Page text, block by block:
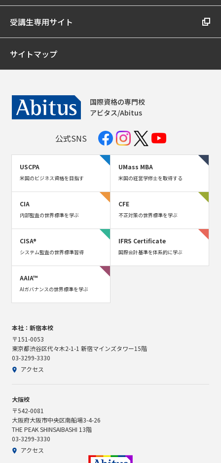
受講生専用サイト
サイトマップ
国際資格の専門校
アビタス/Abitus
公式SNS
USCPA
米国のビジネス資格を目指す
UMass MBA
米国の経営学修士を取得する
CIA
内部監査の世界標準を学ぶ
CFE
不正対策の世界標準を学ぶ
CISA®
システム監査の世界標準習得
IFRS Certificate
国際会計基準を体系的に学ぶ
AAIA™
AIガバナンスの世界標準を学ぶ
本社：新宿本校
〒151-0053
東京都渋谷区代々木2-1-1 新宿マインズタワー15階
03-3299-3330
アクセス
大阪校
〒542-0081
大阪府大阪市中央区南船場3-4-26
THE PEAK SHINSAIBASHI 13階
03-3299-3330
アクセス